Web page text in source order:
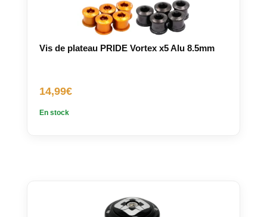
Vis de plateau PRIDE Vortex x5 Alu 8.5mm
14,99€
En stock